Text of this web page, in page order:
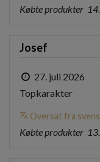
Købte produkter
Josef
27. juli 2026
Topkarakter
translate Oversat fra
Købte produkter